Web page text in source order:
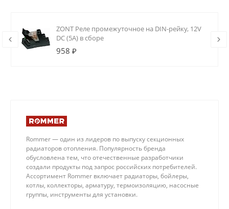
ZONT Реле промежуточное на DIN-рейку, 12V
DC (5А) в сборе
958 ₽
Rommer — один из лидеров по выпуску секционных
радиаторов отопления. Популярность бренда
обусловлена тем, что отечественные разработчики
создали продукты под запрос российских потребителей.
Ассортимент Rommer включает радиаторы, бойлеры,
котлы, коллекторы, арматуру, термоизоляцию, насосные
группы, инструменты для установки.